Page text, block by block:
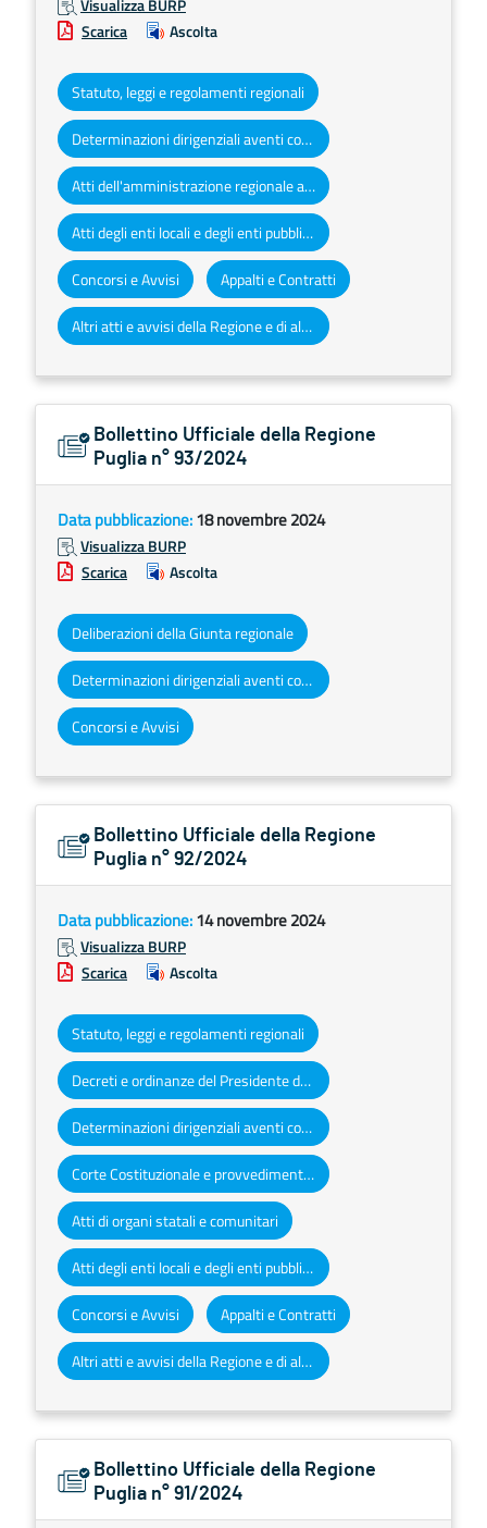
Visualizza BURP
Scarica
Ascolta
Statuto, leggi e regolamenti regionali
Determinazioni dirigenziali aventi contenuto di interesse generale
Atti dell'amministrazione regionale ad obbligo di pubblicazione
Atti degli enti locali e degli enti pubblici e privati
Concorsi e Avvisi Appalti e Contratti
Altri atti e avvisi della Regione e di altri enti pubblici che interessano la collettività regionale
Bollettino Ufficiale della Regione
Puglia n° 93/2024
Data pubblicazione:18 novembre 2024
Visualizza BURP
Scarica
Ascolta
Deliberazioni della Giunta regionale
Determinazioni dirigenziali aventi contenuto di interesse generale
Concorsi e Avvisi
Bollettino Ufficiale della Regione
Puglia n° 92/2024
Data pubblicazione:14 novembre 2024
Visualizza BURP
Scarica
Ascolta
Statuto, leggi e regolamenti regionali
Decreti e ordinanze del Presidente della Giunta regionale
Determinazioni dirigenziali aventi contenuto di interesse generale
Corte Costituzionale e provvedimenti organi giurisdizionali
Atti di organi statali e comunitari
Atti degli enti locali e degli enti pubblici e privati
Concorsi e Avvisi Appalti e Contratti
Altri atti e avvisi della Regione e di altri enti pubblici che interessano la collettività regionale
Bollettino Ufficiale della Regione
Puglia n° 91/2024